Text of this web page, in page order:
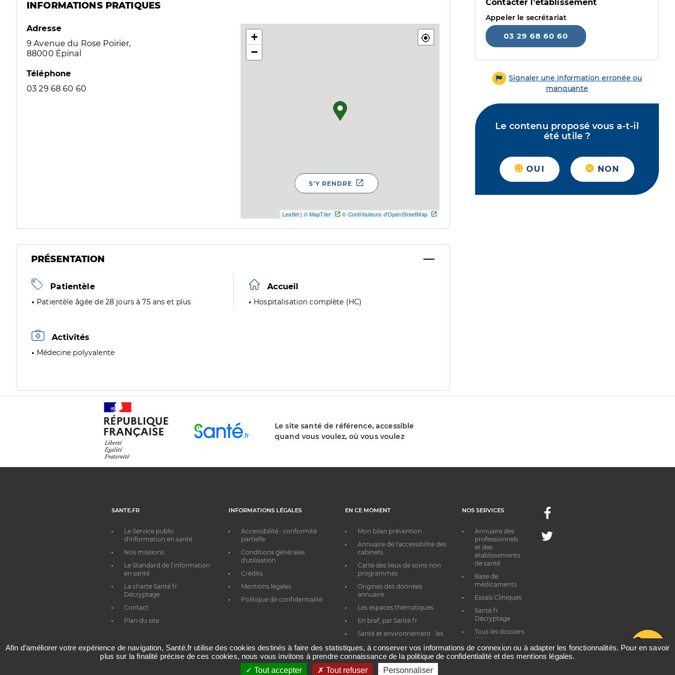
INFORMATIONS PRATIQUES
Adresse
9 Avenue du Rose Poirier,
88000 Épinal
Téléphone
03 29 68 60 60
+
−
Leaflet | © MapTiler © Contributeurs d'OpenStreetMap
S'Y RENDRE
PRÉSENTATION
Patientèle
Patientèle âgée de 28 jours à 75 ans et plus
Accueil
Hospitalisation complète (HC)
Activités
Médecine polyvalente
Contacter l'établissement
Appeler le secrétariat
03 29 68 60 60
Signaler une information erronée ou
manquante
Le contenu proposé vous a-t-il
été utile ?
OUI NON
Le site santé de référence, accessible
quand vous voulez, où vous voulez
SANTE.FR
Le Service public
d'information en santé
Nos missions
Le Standard de l’information
en santé
La charte Santé.fr
Décryptage
Contact
Plan du site
INFORMATIONS LÉGALES
Accessibilité : conformité
partielle
Conditions générales
d'utilisation
Crédits
Mentions légales
Politique de confidentialité
EN CE MOMENT
Mon bilan prévention
Annuaire de l'accessibilité des
cabinets
Carte des lieux de soins non
programmés
Origines des données
annuaire
Les espaces thématiques
En bref, par Santé.fr
Santé et environnement : les
NOS SERVICES
Annuaire des
professionnels
et des
établissements
de santé
Base de
médicaments
Essais Cliniques
Santé.fr
Décryptage
Tous les dossiers
thématiques
Facebook
Twitter
Afin d’améliorer votre expérience de navigation, Santé.fr utilise des cookies destinés à faire des statistiques, à conserver vos informations de connexion ou à adapter les fonctionnalités. Pour en savoir
plus sur la finalité précise de ces cookies, nous vous invitons à prendre connaissance de la politique de confidentialité et des mentions légales.
Tout accepter
Tout refuser Personnaliser